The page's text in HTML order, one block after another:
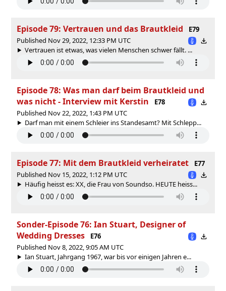
Episode 79: Vertrauen und das Brautkleid
E79
Published Nov 29, 2022, 12:33 PM UTC
Vertrauen ist etwas, was vielen Menschen schwer fällt. ...
Episode 78: Was man darf beim Brautkleid und
was nicht - Interview mit Kerstin
E78
Published Nov 22, 2022, 1:43 PM UTC
Darf man mit einem Schleier ins Standesamt? Mit Schlepp...
Episode 77: Mit dem Brautkleid verheiratet
E77
Published Nov 15, 2022, 1:12 PM UTC
Häufig heisst es: XX, die Frau von Soundso. HEUTE heiss...
Sonder-Episode 76: Ian Stuart, Designer of
Wedding Dresses
E76
Published Nov 8, 2022, 9:05 AM UTC
Ian Stuart, Jahrgang 1967, war bis vor einigen Jahren e...